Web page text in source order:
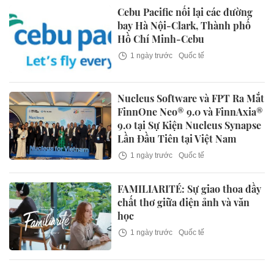
Cebu Pacific nối lại các đường
bay Hà Nội-Clark, Thành phố
Hồ Chí Minh-Cebu
1 ngày trước Quốc tế
Nucleus Software và FPT Ra Mắt
FinnOne Neo® 9.0 và FinnAxia®
9.0 tại Sự Kiện Nucleus Synapse
Lần Đầu Tiên tại Việt Nam
1 ngày trước Quốc tế
FAMILIARITÉ: Sự giao thoa đầy
chất thơ giữa điện ảnh và văn
học
1 ngày trước Quốc tế